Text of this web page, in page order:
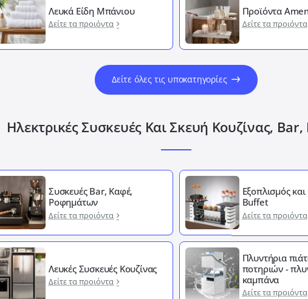
Λευκά Είδη Μπάνιου
Δείτε τα προιόντα
Προϊόντα
Δείτε τα προιόντα
Δείτε όλες τις υποκατηγορίες
Ηλεκτρικές Συσκευές Και Σκευή Κουζίνας,
Συσκευές Bar, Καφέ,
Ροφημάτων
Δείτε τα προιόντα
Εξοπλισμός
Buffet
Δείτε τα προιόντα
Λευκές Συσκευές Κουζίνας
Δείτε τα προιόντα
Πλυντήρια
ποτηριών -
καμπάνα
Δείτε τα προιόντα